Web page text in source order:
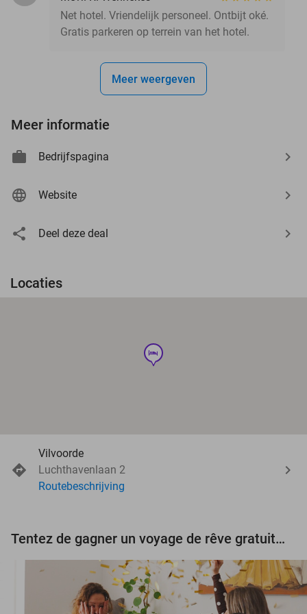
Net hotel. Vriendelijk personeel. Ontbijt oké.
Gratis parkeren op terrein van het hotel.
Meer weergeven
Meer informatie
Bedrijfspagina
Website
Deel deze deal
Locaties
hotel
Vilvoorde
Luchthavenlaan 2
Routebeschrijving
Tentez de gagner un voyage de rêve gratuit d'une valeur de 3.000 € !